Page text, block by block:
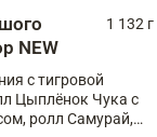
NEW
1 132 г
с тигровой
Цыплёнок Чука с
ролл Самурай,